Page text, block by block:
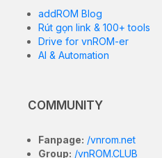
addROM Blog
Rút gọn link & 100+ tools
Drive for vnROM-er
AI & Automation
COMMUNITY
Fanpage: /vnrom.net
Group: /vnROM.CLUB